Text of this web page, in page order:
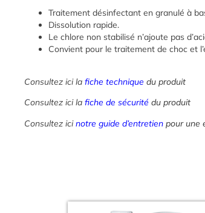
Traitement désinfectant en granulé à
Dissolution rapide.
Le chlore non stabilisé n’ajoute pas
Convient pour le traitement de choc et
Consultez ici la fiche technique du produit
Consultez ici la fiche de sécurité du produit
Consultez icinotre guide d’entretien pour une